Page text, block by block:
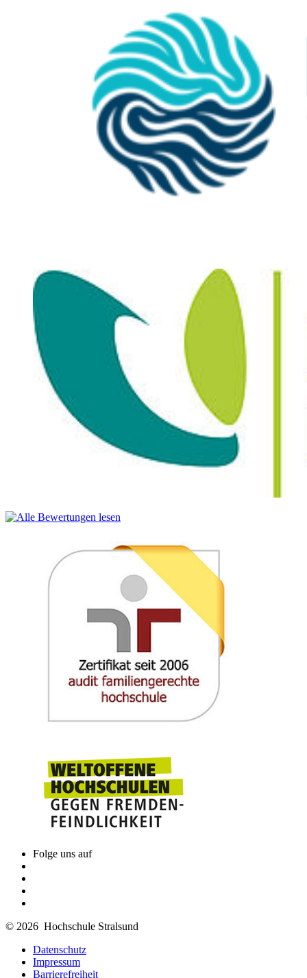
Folge uns auf
© 2026 Hochschule Stralsund
Datenschutz
Impressum
Barrierefreiheit